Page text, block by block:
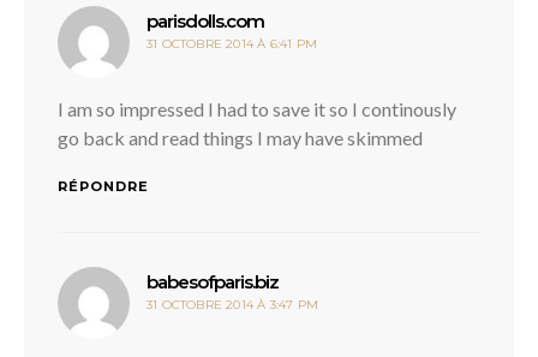
parisdolls.com
31 OCTOBRE 2014 À 6:41 PM
I am so impressed I had to save it so I continously
go back and read things I may have skimmed
RÉPONDRE
babesofparis.biz
31 OCTOBRE 2014 À 3:47 PM